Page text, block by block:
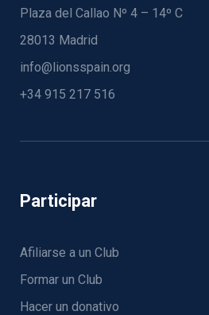
Participar
Afiliarse a un Club
Formar un Club
Hacer un donativo
Plaza del Callao Nº 4 – 14º C
28013 Madrid
info@lionsspain.org
+34 915 217 516